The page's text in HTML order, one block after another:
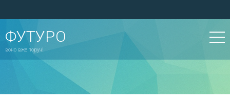
ФУТУРО
воно вже поруч!